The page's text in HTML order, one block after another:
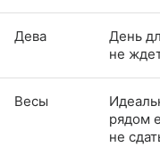
Дева
День
не
Весы
рядом
не